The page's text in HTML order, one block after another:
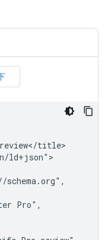
title>
ld+json">
schema.org",
Pro",